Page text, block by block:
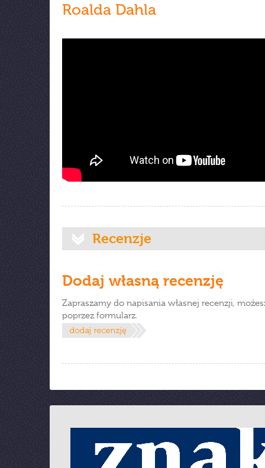
Roalda Dahla
Recenzje
Dodaj własną recenzję
Zapraszamy do napisania własnej recenzji,
poprzez formularz.